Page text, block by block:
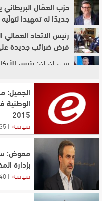
حزب العمّال
جديدًا له تمهيدا لتولّيه
رئيس الاتحاد
فرض ضرائب جديدة على
سي إن إن: رئيس
وقلق متزايد بسبب
رشق رئيس وزراء
الأزمة السياسية
رئيس الوزراء
أنابيب غاز في بلغاريا
سقلاوي بحث مع رئيس
لتسلُّم التبغ من قرى
الجميل:
الوطنية
2015
سياسة
معوض:
بإدارة
سياسة